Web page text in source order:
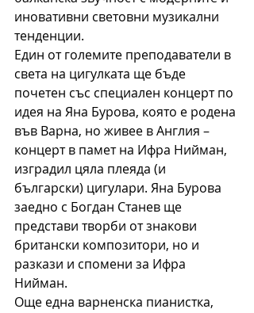
иновативни световни музикални
тенденции.
Един от големите преподаватели в
света на цигулката ще бъде
почетен със специален концерт по
идея на Яна Бурова, която е родена
във Варна, но живее в Англия –
концерт в памет на Ифра Нийман,
изградил цяла плеяда (и
български) цигулари. Яна Бурова
заедно с Богдан Станев ще
представи творби от знакови
британски композитори, но и
разкази и спомени за Ифра
Нийман.
Още една варненска пианистка,